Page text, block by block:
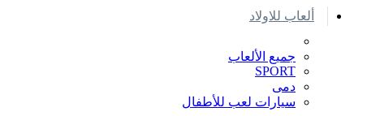
ألعاب للاولاد
جميع الألعاب
SPORT
دمى
سيارات لعب للأطفال